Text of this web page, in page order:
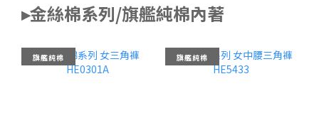
▸金絲棉系列/旗艦純棉內著
旗艦純棉 旗艦純棉